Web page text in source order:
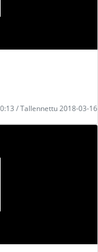
/ Tallennettu 2018-03-16